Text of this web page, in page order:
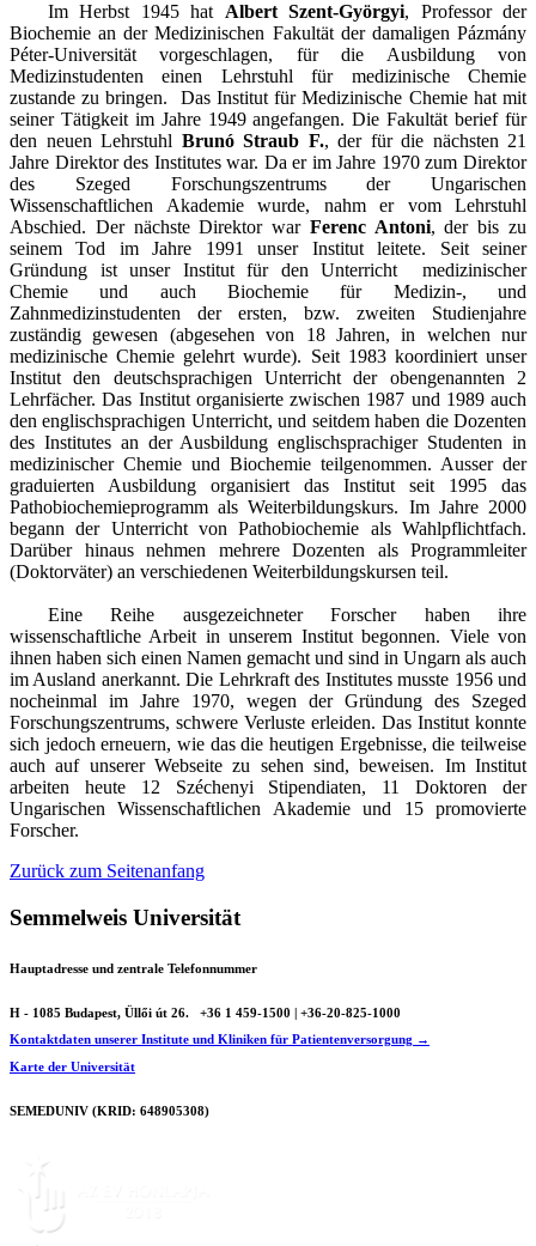
Im Herbst 1945 hat Albert Szent-Györgyi, Professor der
Biochemie an der Medizinischen Fakultät der damaligen Pázmány
Péter-Universität vorgeschlagen, für die Ausbildung von
Medizinstudenten einen Lehrstuhl für medizinische Chemie
zustande zu bringen. Das Institut für Medizinische Chemie hat mit
seiner Tätigkeit im Jahre 1949 angefangen. Die Fakultät berief für
den neuen Lehrstuhl Brunó Straub F., der für die nächsten 21
Jahre Direktor des Institutes war. Da er im Jahre 1970 zum Direktor
des Szeged Forschungszentrums der Ungarischen
Wissenschaftlichen Akademie wurde, nahm er vom Lehrstuhl
Abschied. Der nächste Direktor war Ferenc Antoni, der bis zu
seinem Tod im Jahre 1991 unser Institut leitete. Seit seiner
Gründung ist unser Institut für den Unterricht medizinischer
Chemie und auch Biochemie für Medizin-, und
Zahnmedizinstudenten der ersten, bzw. zweiten Studienjahre
zuständig gewesen (abgesehen von 18 Jahren, in welchen nur
medizinische Chemie gelehrt wurde). Seit 1983 koordiniert unser
Institut den deutschsprachigen Unterricht der obengenannten 2
Lehrfächer. Das Institut organisierte zwischen 1987 und 1989 auch
den englischsprachigen Unterricht, und seitdem haben die Dozenten
des Institutes an der Ausbildung englischsprachiger Studenten in
medizinischer Chemie und Biochemie teilgenommen. Ausser der
graduierten Ausbildung organisiert das Institut seit 1995 das
Pathobiochemieprogramm als Weiterbildungskurs. Im Jahre 2000
begann der Unterricht von Pathobiochemie als Wahlpflichtfach.
Darüber hinaus nehmen mehrere Dozenten als Programmleiter
(Doktorväter) an verschiedenen Weiterbildungskursen teil.
Eine Reihe ausgezeichneter Forscher haben ihre
wissenschaftliche Arbeit in unserem Institut begonnen. Viele von
ihnen haben sich einen Namen gemacht und sind in Ungarn als auch
im Ausland anerkannt. Die Lehrkraft des Institutes musste 1956 und
nocheinmal im Jahre 1970, wegen der Gründung des Szeged
Forschungszentrums, schwere Verluste erleiden. Das Institut konnte
sich jedoch erneuern, wie das die heutigen Ergebnisse, die teilweise
auch auf unserer Webseite zu sehen sind, beweisen. Im Institut
arbeiten heute 12 Széchenyi Stipendiaten, 11 Doktoren der
Ungarischen Wissenschaftlichen Akademie und 15 promovierte
Forscher.
Zurück zum Seitenanfang
Semmelweis Universität
Hauptadresse und zentrale Telefonnummer
H - 1085 Budapest, Üllői út 26.
+36 1 459-1500 | +36-20-825-1000
Kontaktdaten unserer Institute und Kliniken für Patientenversorgung →
Karte der Universität
SEMEDUNIV (KRID: 648905308)